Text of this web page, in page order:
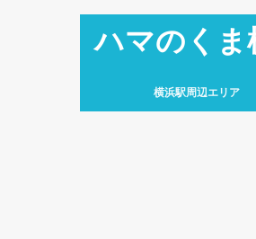
ハマのくま
横浜駅周辺エリア